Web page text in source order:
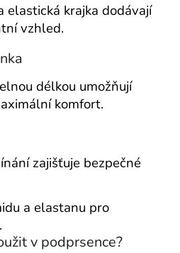
elastická krajka dodávají
vzhled.
délkou umožňují
komfort.
zajišťuje bezpečné
a elastanu pro
v podprsence?